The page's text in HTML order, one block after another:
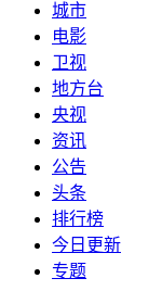
城市
电影
卫视
地方台
央视
资讯
公告
头条
排行榜
今日更新
专题